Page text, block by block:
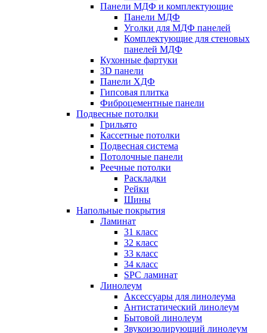
Панели МДФ и комплектующие
Панели МДФ
Уголки для МДФ панелей
Комплектующие для стеновых
панелей МДФ
Кухонные фартуки
3D панели
Панели ХДФ
Гипсовая плитка
Фиброцементные панели
Подвесные потолки
Грильято
Кассетные потолки
Подвесная система
Потолочные панели
Реечные потолки
Раскладки
Рейки
Шины
Напольные покрытия
Ламинат
31 класс
32 класс
33 класс
34 класс
SPC ламинат
Линолеум
Аксессуары для линолеума
Антистатический линолеум
Бытовой линолеум
Звукоизолирующий линолеум